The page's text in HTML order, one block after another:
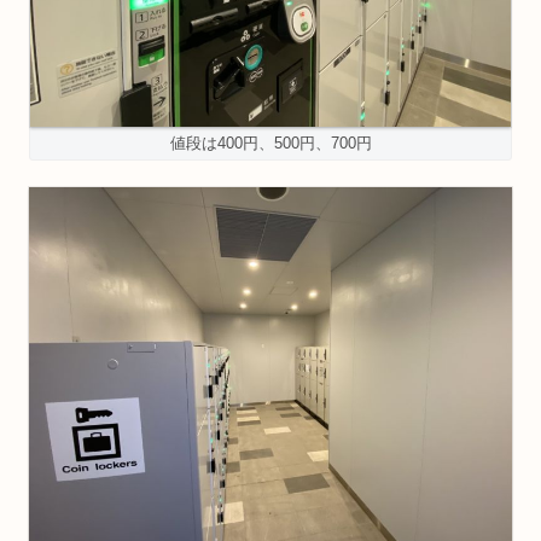
値段は400円、500円、700円